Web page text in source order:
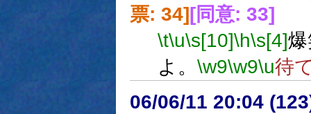
票: 34] [同意: 33]
\t\u\s[10]\h\s[4]
よ。 \w9\w9\u待
06/06/11 20:04